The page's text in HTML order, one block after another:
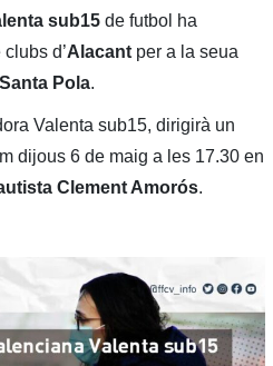
sub15de futbol ha
d’Alacantper a la seua
Santa Pola.
Valenta sub15, dirigirà un
dijous 6 de maig a les 17.30 en
Clement Amorós.